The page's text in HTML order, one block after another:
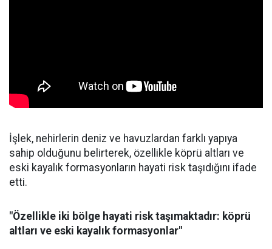
İşlek, nehirlerin deniz ve havuzlardan farklı yapıya
sahip olduğunu belirterek, özellikle köprü altları ve
eski kayalık formasyonların hayati risk taşıdığını ifade
etti.
"Özellikle iki bölge hayati risk taşımaktadır: köprü
altları ve eski kayalık formasyonlar"